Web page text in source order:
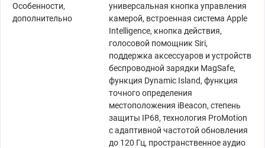
Особенности,
дополнительно
универсальная кнопка управления
камерой, встроенная система Apple
Intelligence, кнопка действия,
голосовой помощник Siri,
поддержка аксессуаров и устройств
беспроводной зарядки MagSafe,
функция Dynamic Island, функция
точного определения
местоположения iBeacon, степень
защиты IP68, технология ProMotion
с адаптивной частотой обновления
до 120 Гц, пространственное аудио